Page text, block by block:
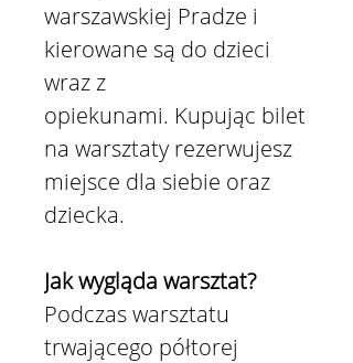
warszawskiej Pradze i
kierowane są do dzieci
wraz z
opiekunami. Kupując bilet
na warsztaty rezerwujesz
miejsce dla siebie oraz
dziecka.
Jak wygląda warsztat?
Podczas warsztatu
trwającego półtorej